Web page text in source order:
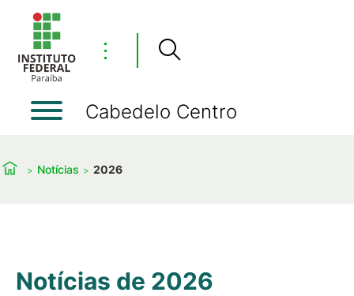
⋮
Cabedelo Centro
Notícias 2026
Notícias de 2026